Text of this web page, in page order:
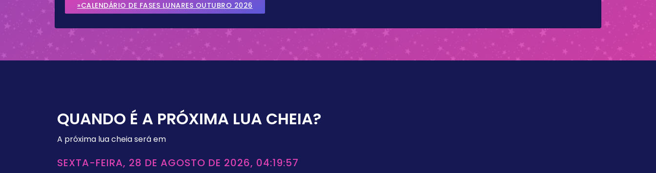
»CALENDÁRIO DE FASES LUNARES OUTUBRO 2026
QUANDO É A PRÓXIMA LUA CHEIA?
A próxima lua cheia será em
SEXTA-FEIRA, 28 DE AGOSTO DE 2026, 04:19:57